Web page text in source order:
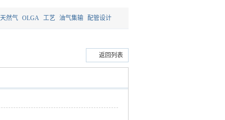
然气 OLGA 工艺 油气集输 配管设计
返回列表